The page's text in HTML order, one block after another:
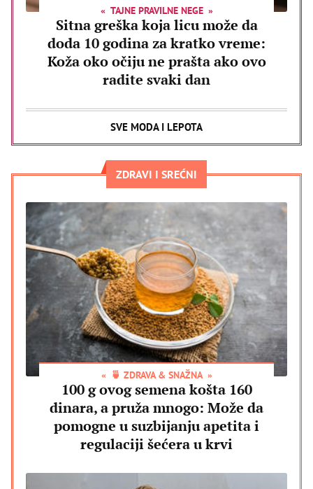
TAJNE PRAVILNE NEGE
Sitna greška koja licu može da
doda 10 godina za kratko vreme:
Koža oko očiju ne prašta ako ovo
radite svaki dan
SVE MODA I LEPOTA
ZDRAVI I SREĆNI
🍵 ZDRAVA & SNAŽNA
100 g ovog semena košta 160
dinara, a pruža mnogo: Može da
pomogne u suzbijanju apetita i
regulaciji šećera u krvi